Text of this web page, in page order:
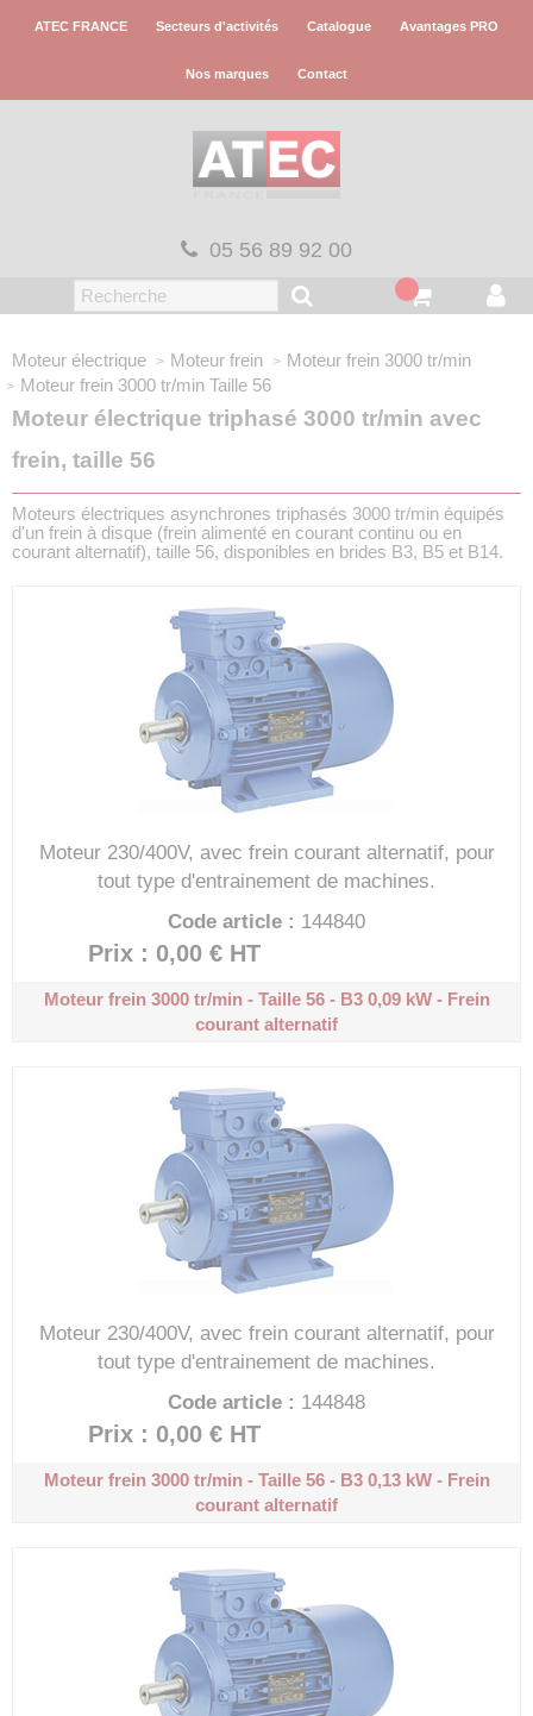
ATEC FRANCE Secteurs d'activités Catalogue Avantages PRO
Nos marques Contact
05 56 89 92 00
Moteur électrique Moteur frein Moteur frein 3000 tr/min
Moteur frein 3000 tr/min Taille 56
Moteur électrique triphasé 3000 tr/min avec
frein, taille 56
Moteurs électriques asynchrones triphasés 3000 tr/min équipés
d'un frein à disque (frein alimenté en courant continu ou en
courant alternatif), taille 56, disponibles en brides B3, B5 et B14.
Moteur 230/400V, avec frein courant alternatif, pour
tout type d'entrainement de machines.
Code article : 144840
Prix : 0,00 € HT
Moteur frein 3000 tr/min - Taille 56 - B30,09 kW - Frein
courant alternatif
Moteur 230/400V, avec frein courant alternatif, pour
tout type d'entrainement de machines.
Code article : 144848
Prix : 0,00 € HT
Moteur frein 3000 tr/min - Taille 56 - B30,13 kW - Frein
courant alternatif